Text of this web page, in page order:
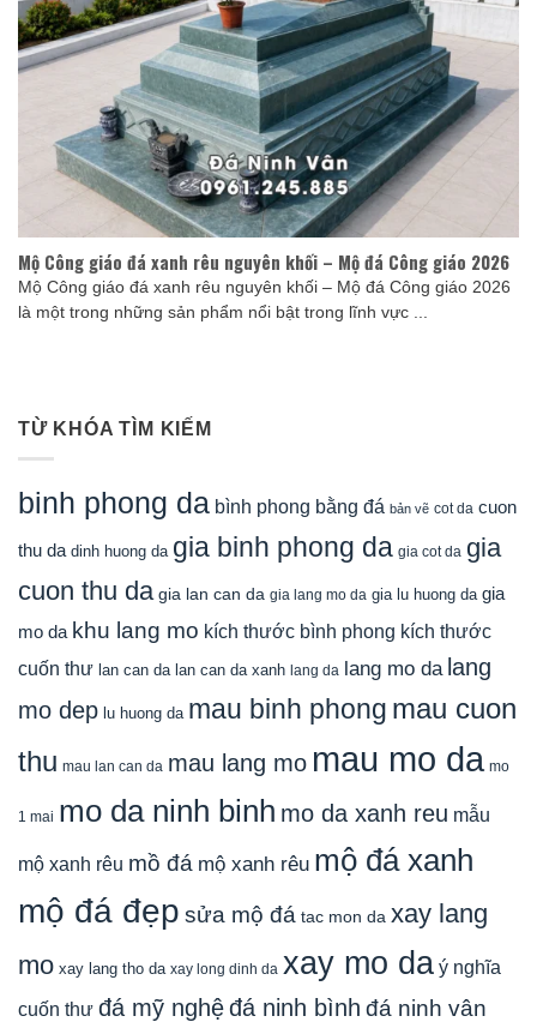
Mộ Công giáo đá xanh rêu nguyên khối – Mộ đá Công giáo 2026
Mộ Công giáo đá xanh rêu nguyên khối – Mộ đá Công giáo 2026
là một trong những sản phẩm nổi bật trong lĩnh vực ...
TỪ KHÓA TÌM KIẾM
binh phong da bình phong bằng đá bản vẽ cot da cuon
thu da dinh huong da gia binh phong da gia cot da gia
cuon thu da gia lan can da gia lang mo da gia lu huong da gia
mo da khu lang mo kích thước bình phong kích thước
cuốn thư lan can da lan can da xanh lang da lang mo da lang
mo dep lu huong da mau binh phong mau cuon
thu mau lan can da mau lang mo mau mo da mo
1 mai mo da ninh binh mo da xanh reu mẫu
mộ xanh rêu mồ đá mộ xanh rêu mộ đá xanh
mộ đá đẹp sửa mộ đá tac mon da xay lang
mo xay lang tho da xay long dinh da xay mo da ý nghĩa
cuốn thư đá mỹ nghệđá ninh bình đá ninh vân